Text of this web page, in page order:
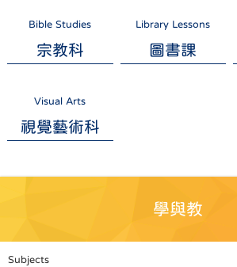
Bible Studies
宗教科
Library Lessons
圖書課
Visual Arts
視覺藝術科
學與教
Subjects